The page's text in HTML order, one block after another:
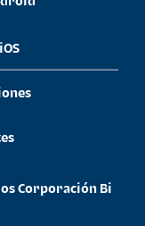
Corporación Bi